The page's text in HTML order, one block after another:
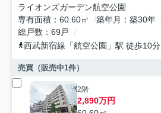
ライオンズガーデン航空公園
専有面積
60.60㎡ 築年月 築30年
総戸数
69戸
西武新宿線 「航空公園 」駅 徒歩10分
売買（販売中1件）
2階
2,890万円